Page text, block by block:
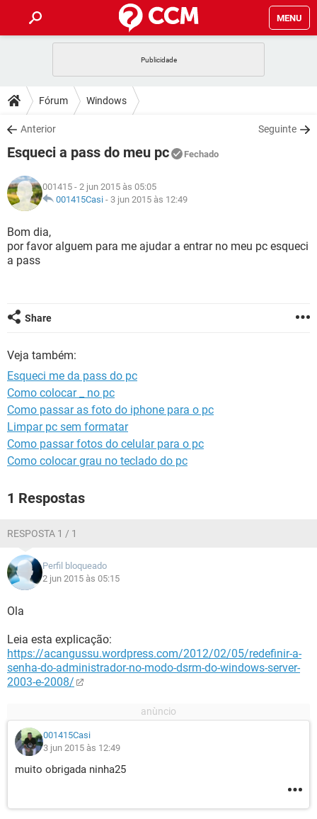
MENU
CELULAR
OUTLOOK
INSTAGRAM GMAIL
GUIA DE COMPRAS
DICAS
JOGOS
INSTAGRAM
GUIA DE COMPRAS
DOWNLOADS
JOGOS WHATSAPP
CELULAR
OUTLOOK EXCEL
INSTAGRAM
GUIA DE COMPRAS
FÓRUM
JOGOS
CELULAR
OUTLOOK
INSTAGRAM
GLOSSÁRIO
JOGOS
CELULAR FACEBOOK
GUIA DE COMPRAS
Fórum Windows
Anterior Seguinte
Esqueci a pass do meu pc Fechado
001415 - 2 jun 2015 às 05:05
001415Casi - 3 jun 2015 às 12:49
Bom dia,
por favor alguem para me ajudar a entrar no meu pc esqueci
a pass
Share
Veja também:
Esqueci me da pass do pc
Como colocar _ no pc
Como passar as foto do iphone para o pc
Limpar pc sem formatar
Como passar fotos do celular para o pc
Como colocar grau no teclado do pc
1 Respostas
RESPOSTA 1 / 1
Perfil bloqueado
2 jun 2015 às 05:15
Ola
Leia esta explicação:
https://acangussu.wordpress.com/2012/02/05/redefinir-a-
senha-do-administrador-no-modo-dsrm-do-windows-server-
2003-e-2008/
001415Casi
3 jun 2015 às 12:49
muito obrigada ninha25